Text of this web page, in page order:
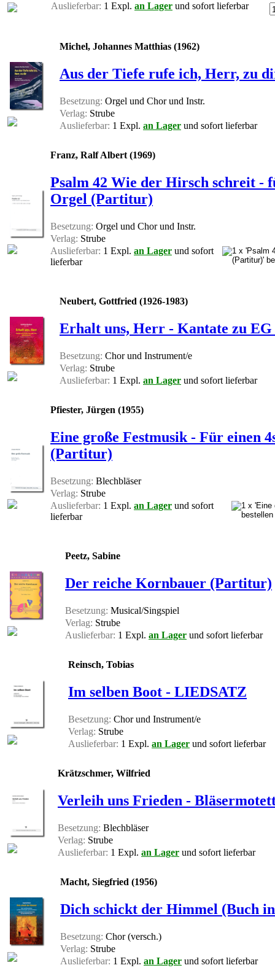
Auslieferbar: 1 Expl. an Lager und sofort lieferbar
Michel, Johannes Matthias (1962)
Aus der Tiefe rufe ich, Herr, zu
Besetzung: Orgel und Chor und Instr.
Verlag: Strube
Auslieferbar: 1 Expl. an Lager und sofort lieferbar
Franz, Ralf Albert (1969)
Psalm 42 Wie der Hirsch schreit -
Orgel (Partitur)
Besetzung: Orgel und Chor und Instr.
Verlag: Strube
Auslieferbar: 1 Expl. an Lager und sofort
lieferbar
Neubert, Gottfried (1926-1983)
Erhalt uns, Herr - Kantate zu
Besetzung: Chor und Instrument/e
Verlag: Strube
Auslieferbar: 1 Expl. an Lager und sofort lieferbar
Pfiester, Jürgen (1955)
Eine große Festmusik - Für einen
(Partitur)
Besetzung: Blechbläser
Verlag: Strube
Auslieferbar: 1 Expl. an Lager und sofort
lieferbar
Peetz, Sabine
Der reiche Kornbauer (Partitur)
Besetzung: Musical/Singspiel
Verlag: Strube
Auslieferbar: 1 Expl. an Lager und sofort lieferbar
Reinsch, Tobias
Im selben Boot - LIEDSATZ
Besetzung: Chor und Instrument/e
Verlag: Strube
Auslieferbar: 1 Expl. an Lager und sofort lieferbar
Krätzschmer, Wilfried
Verleih uns Frieden -
Besetzung: Blechbläser
Verlag: Strube
Auslieferbar: 1 Expl. an Lager und sofort lieferbar
Macht, Siegfried (1956)
Dich schickt der Himmel (Buch
Besetzung: Chor (versch.)
Verlag: Strube
Auslieferbar: 1 Expl. an Lager und sofort lieferbar